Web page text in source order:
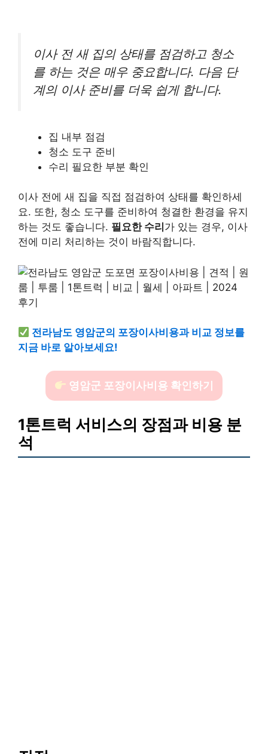
이사 전 새 집의 상태를 점검하고 청소
를 하는 것은 매우 중요합니다. 다음 단
계의 이사 준비를 더욱 쉽게 합니다.
집 내부 점검
청소 도구 준비
수리 필요한 부분 확인
이사 전에 새 집을 직접 점검하여 상태를 확인하세
요. 또한, 청소 도구를 준비하여 청결한 환경을 유지
하는 것도 좋습니다. 필요한 수리 가 있는 경우, 이사
전에 미리 처리하는 것이 바람직합니다.
전라남도 영암군의 포장이사비용과 비교 정보를
지금 바로 알아보세요!
영암군 포장이사비용 확인하기
1톤트럭 서비스의 장점과 비용 분
석